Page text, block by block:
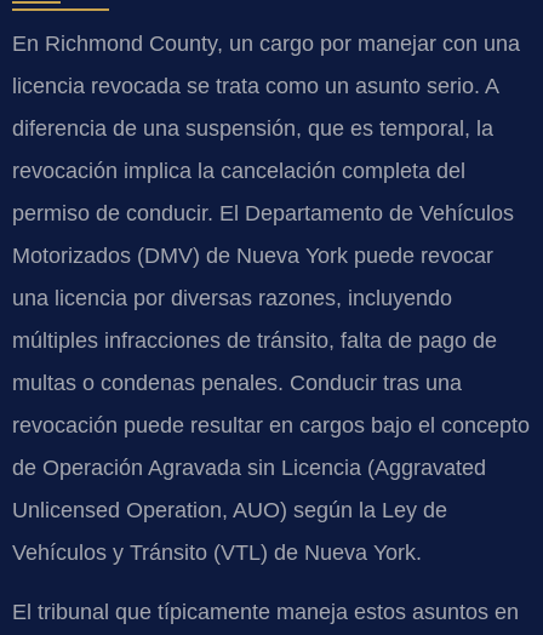
En Richmond County, un cargo por manejar con una
licencia revocada se trata como un asunto serio. A
diferencia de una suspensión, que es temporal, la
revocación implica la cancelación completa del
permiso de conducir. El Departamento de Vehículos
Motorizados (DMV) de Nueva York puede revocar
una licencia por diversas razones, incluyendo
múltiples infracciones de tránsito, falta de pago de
multas o condenas penales. Conducir tras una
revocación puede resultar en cargos bajo el concepto
de Operación Agravada sin Licencia (Aggravated
Unlicensed Operation, AUO) según la Ley de
Vehículos y Tránsito (VTL) de Nueva York.
El tribunal que típicamente maneja estos asuntos en